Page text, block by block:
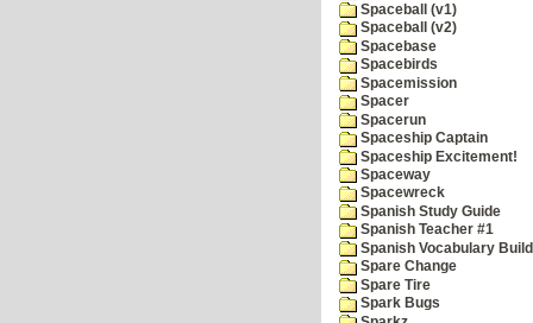
Spaceball (v1)
Spaceball (v2)
Spacebase
Spacebirds
Spacemission
Spacer
Spacerun
Spaceship Captain
Spaceship Excitement!
Spaceway
Spacewreck
Spanish Study Guide
Spanish Teacher #1
Spanish Vocabulary
Spare Change
Spare Tire
Spark Bugs